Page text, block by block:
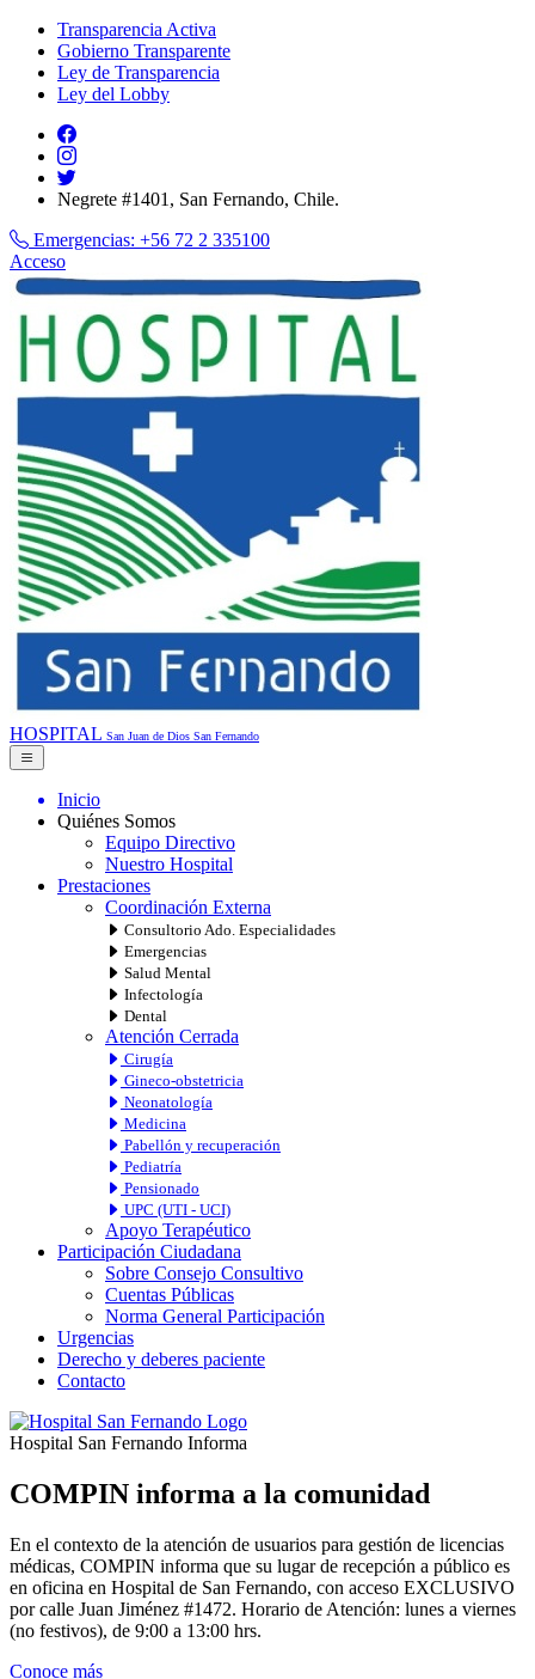
Transparencia Activa
Gobierno Transparente
Ley de Transparencia
Ley del Lobby
Negrete #1401, San Fernando, Chile.
Emergencias: +56 72 2 335100
Acceso
HOSPITAL San Juan de Dios San Fernando
Inicio
Quiénes Somos
Equipo Directivo
Nuestro Hospital
Prestaciones
Coordinación Externa
Consultorio Ado. Especialidades
Emergencias
Salud Mental
Infectología
Dental
Atención Cerrada
Cirugía
Gineco-obstetricia
Neonatología
Medicina
Pabellón y recuperación
Pediatría
Pensionado
UPC (UTI - UCI)
Apoyo Terapéutico
Participación Ciudadana
Sobre Consejo Consultivo
Cuentas Públicas
Norma General Participación
Urgencias
Derecho y deberes paciente
Contacto
Hospital San Fernando Informa
COMPIN informa a la comunidad
En el contexto de la atención de usuarios para gestión de licencias
médicas, COMPIN informa que su lugar de recepción a público es
en oficina en Hospital de San Fernando, con acceso EXCLUSIVO
por calle Juan Jiménez #1472. Horario de Atención: lunes a viernes
(no festivos), de 9:00 a 13:00 hrs.
Conoce más